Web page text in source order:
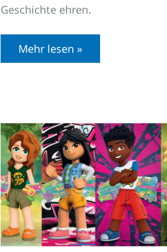
Geschichte ehren.
Mehr lesen »
LEGO
Friends
Freundinnen
–
Alles
über
die
neuen
LEGO
Friends
2023